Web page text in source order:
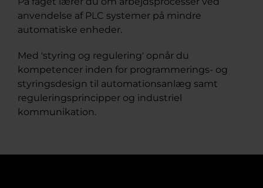
anvendelse af PLC systemer på mindre
automatiske enheder.
Med 'styring og regulering' opnår du
kompetencer inden for programmerings- og
styringsdesign til automationsanlæg samt
reguleringsprincipper og industriel
kommunikation.